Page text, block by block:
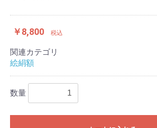
￥8,800 税込
関連カテゴリ
絵絹額
数量